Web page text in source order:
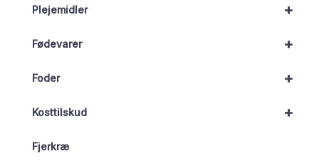
+
Plejemidler
+
Fødevarer
+
Foder
+
Kosttilskud
Fjerkræ